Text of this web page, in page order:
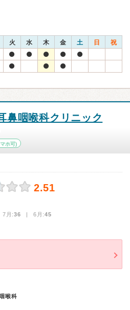
火 水 木 金 土 日 祝
鼻咽喉科クリニック
ホ可)
2.51
7月:36 | 6月:45
喉科